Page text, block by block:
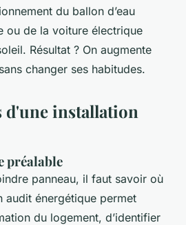
du ballon d’eau
ou de la voiture électrique
Résultat ? On augmente
changer ses habitudes.
d'une installation
préalable
panneau, il faut savoir où
audit énergétique permet
du logement, d’identifier